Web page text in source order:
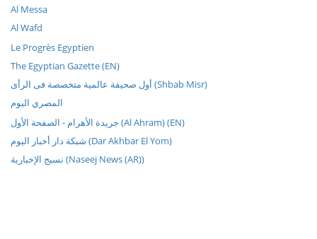
Al Messa
Al Wafd
Le Progrès Egyptien
The Egyptian Gazette (EN)
أول صحيفة عالمية متخصصة فى الرأى (Shbab Misr)
المصري اليوم
جريدة الأهرام - الصفحة الأول (Al Ahram) (EN)
شبكة دار أخبار اليوم (Dar Akhbar El Yom)
نسيج الإخبارية (Naseej News (AR))